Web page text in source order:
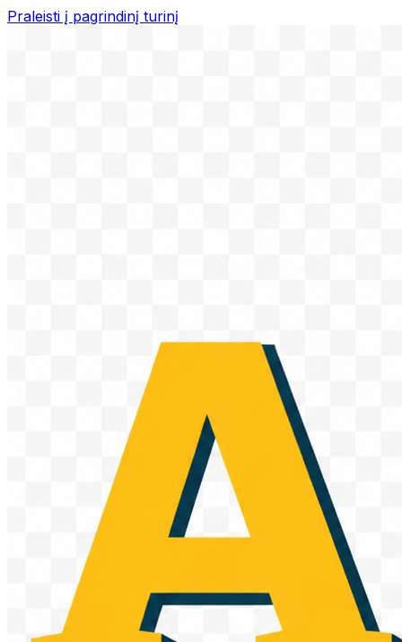
Praleisti į pagrindinį turinį